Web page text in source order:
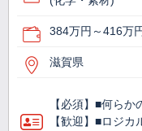
384万円～416万
滋賀県
【必須】■何ら
【歓迎】■ロジカ